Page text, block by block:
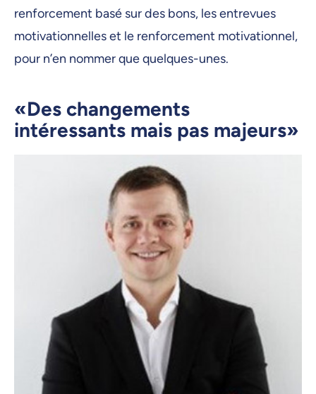
renforcement basé sur des bons, les entrevues
motivationnelles et le renforcement motivationnel,
pour n’en nommer que quelques-unes.
«Des changements
intéressants mais pas majeurs»